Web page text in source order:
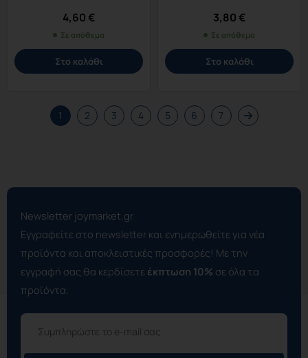
4,60€
Σε απόθεμα
Στο καλάθι
3,80€
Σε απόθεμα
Στο καλάθι
1 2 3 4 5 6 7
Newsletter joymarket.gr
Εγγραφείτε στο newsletter και ενημερωθείτε για νέα
προϊόντα και αποκλειστικές προσφορές! Με την
εγγραφή σας θα κερδίσετε έκπτωση 10% σε όλα τα
προϊόντα.